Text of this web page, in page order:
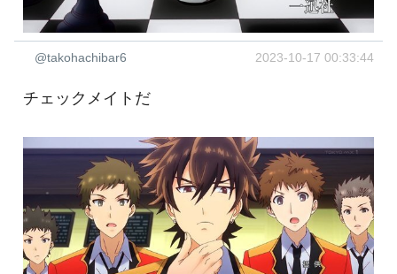
@takohachibar6 2023-10-17 00:33:44
チェックメイトだ